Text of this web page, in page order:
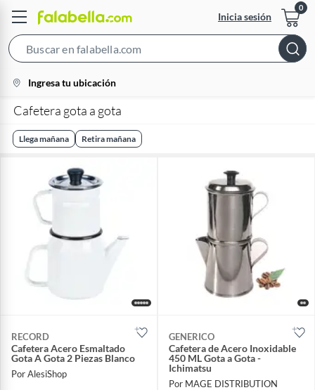
Inicia sesión
Bar
location-
icon
Ingresa tu ubicación
Cafetera gota a gota
Llega mañana Retira mañana
RECORD
Cafetera Acero Esmaltado
Gota A Gota 2 Piezas Blanco
Por AlesiShop
GENERICO
Cafetera de Acero Inoxidable
450 ML Gota a Gota -
Ichimatsu
Por MAGE DISTRIBUTION